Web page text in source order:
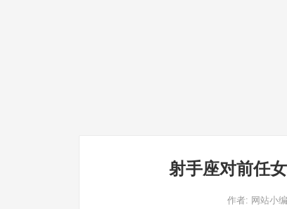
射手座对前任
作者: 网站小编